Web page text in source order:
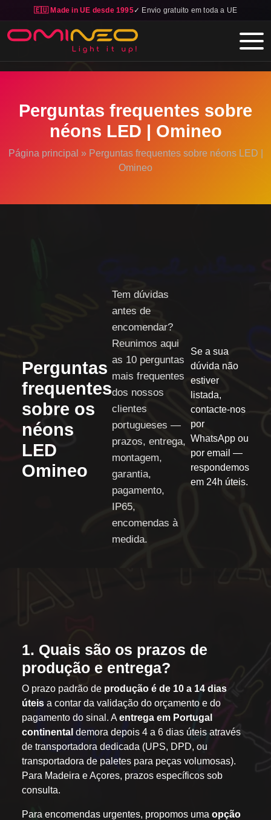
🇪🇺 Made in UE desde 1995✓ Envio gratuito em toda a UE
Skip to main content
Perguntas frequentes sobre
néons LED | Omineo
Página principal » Perguntas frequentes sobre néons LED |
Omineo
Perguntas
frequentes
sobre os
néons
LED
Omineo
Tem dúvidas
antes de
encomendar?
Reunimos aqui
as 10 perguntas
mais frequentes
dos nossos
clientes
portugueses —
prazos, entrega,
montagem,
garantia,
pagamento,
IP65,
encomendas à
medida.
Se a sua
dúvida não
estiver
listada,
contacte-nos
por
WhatsApp ou
por email —
respondemos
em 24h úteis.
1. Quais são os prazos de
produção e entrega?
O prazo padrão de produção é de 10 a 14 dias
úteis a contar da validação do orçamento e do
pagamento do sinal. A entrega em Portugal
continental demora depois 4 a 6 dias úteis através
de transportadora dedicada (UPS, DPD, ou
transportadora de paletes para peças volumosas).
Para Madeira e Açores, prazos específicos sob
consulta.
Para encomendas urgentes, propomos uma opção